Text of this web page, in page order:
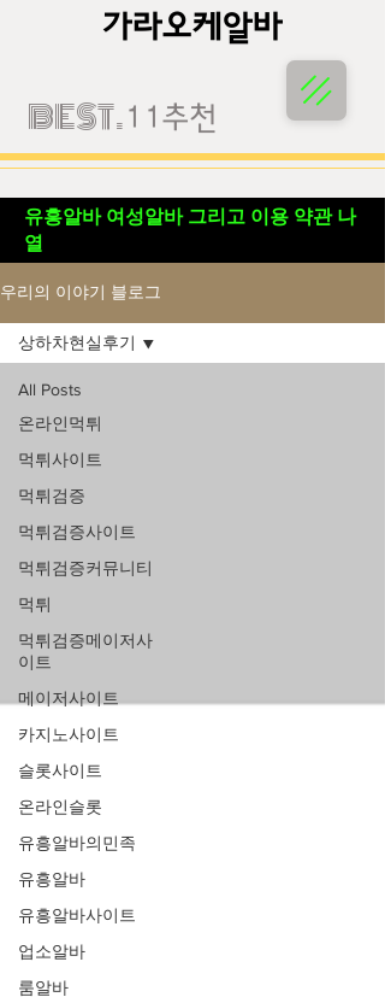
BEST.11추천
가라오케알바
가라오케알바
유흥알바 여성알바 그리고 이용 약관 나
열
우리의 이야기 블로그
All Posts
온라인먹튀
먹튀사이트
먹튀검증
먹튀검증사이트
먹튀검증커뮤니티
먹튀
먹튀검증메이저사
이트
메이저사이트
카지노사이트
슬롯사이트
온라인슬롯
유흥알바의민족
유흥알바
유흥알바사이트
업소알바
룸알바
상하차현실후기